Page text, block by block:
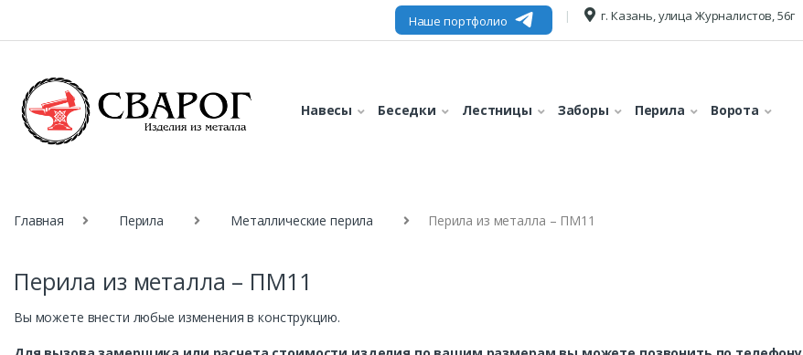
Наше портфолио г. Казань, улица Журналистов, 56г
Навесы Беседки Лестницы Заборы Перила Ворота
Главная Перила Металлические перила Перила из металла – ПМ11
Перила из металла – ПМ11
Вы можете внести любые изменения в конструкцию.